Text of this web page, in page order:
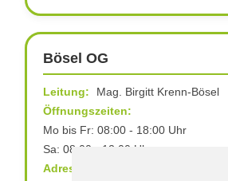
Bösel OG
Leitung:
Mag. Birgitt Krenn-Bösel
Öffnungszeiten:
Mo bis Fr: 08:00 - 18:00 Uhr
Sa: 08:00 - 12:00 Uhr
Adresse: